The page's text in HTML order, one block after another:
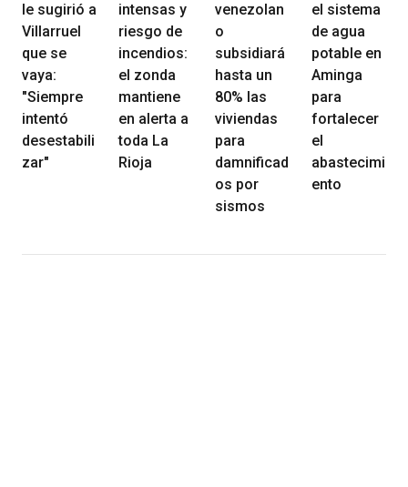
le sugirió a
Villarruel
que se
vaya:
"Siempre
intentó
desestabili
zar"
intensas y
riesgo de
incendios:
el zonda
mantiene
en alerta a
toda La
Rioja
venezolan
o
subsidiará
hasta un
80% las
viviendas
para
damnificad
os por
sismos
el sistema
de agua
potable en
Aminga
para
fortalecer
el
abastecimi
ento